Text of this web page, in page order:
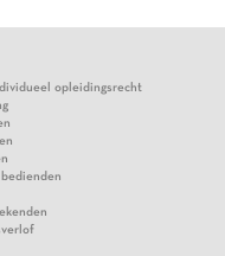
opleidingsrecht